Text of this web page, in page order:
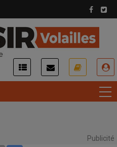
Publicité